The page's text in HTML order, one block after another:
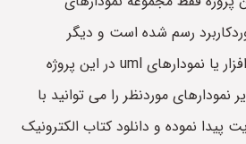
رسم شده است و دیگر
نمودارهای مهندسی نرم افزار یا نمودارهای uml در این پروژه
موردنظر را می توانید با
پیدا نموده و دانلود کتاب الکترونیک